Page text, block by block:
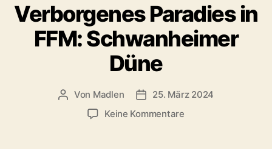
ö
t
e
g
o
r
i
e
n
Verborgenes Paradies in
FFM: Schwanheimer
Düne
B Von Madlen
V 25. März 2024
Keine Kommentarez